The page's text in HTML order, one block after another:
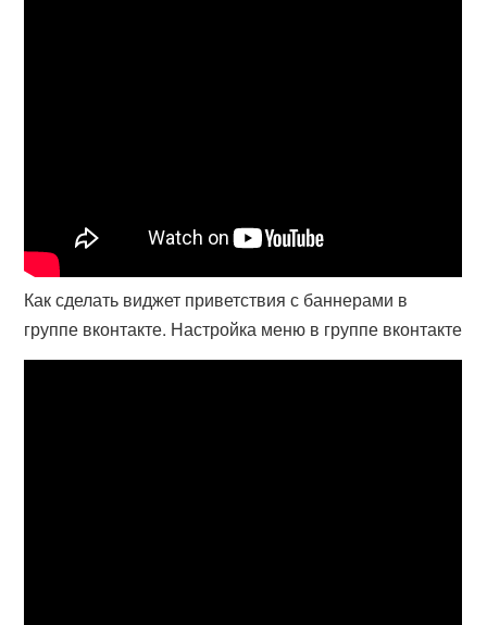
Как сделать виджет приветствия с баннерами в
группе вконтакте. Настройка меню в группе вконтакте